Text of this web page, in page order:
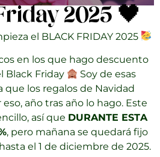
2025 🖤
el BLACK FRIDAY 2025
en los que hago descuento
Black Friday
Soy de esas
que los regalos de Navidad
eso, año tras año lo hago. Este
así que DURANTE ESTA
, pero mañana se quedará fijo
el 1 de diciembre de 2025.